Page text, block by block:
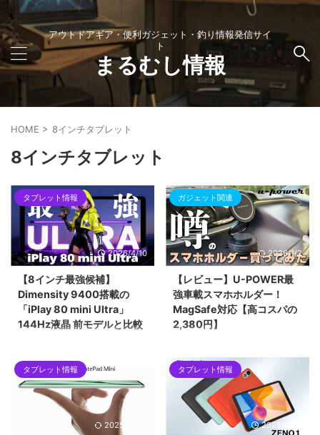
アウトドアギア・便利ガジェット・釣り情報発信サイ
ト
まるむし情報
HOME > 8インチタブレット
8インチタブレット
タブレット情報
2026/4/10
【8インチ最強候補】
Dimensity 9400搭載の
「iPlay 80 mini Ultra」
144Hz液晶 前モデルと比較
mini Ultra」を紹介します。最新
チップセットのDimensity 9400
をはじめ、2.5Kの144Hzディス
プレイ、100W急速充電など、コ
ンパクトな筐体に詰め込まれた驚
ガジェット関連
2026/1/2
【レビュー】U-POWER最
強車載スマホホルダー！
MagSafe対応【高コスパの
2,380円】
ーを徹底レビュー。ナノゲル吸着
×真空吸盤のW固定構造とN55磁
石24個の強力な安定性を検証。
タブレットナビ（8インチ）利用
法や、ANDERY、MAGIC JOHN
の類似商品情報も解説。
タブレット情報
2025/10/15
タブレット情報
2025/8/30